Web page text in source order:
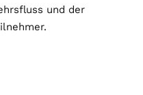
und der